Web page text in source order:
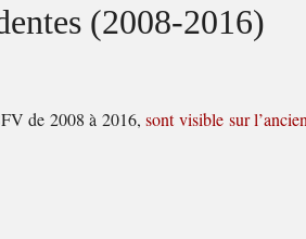
(2008-2016)
de 2008 à 2016,sont visible sur